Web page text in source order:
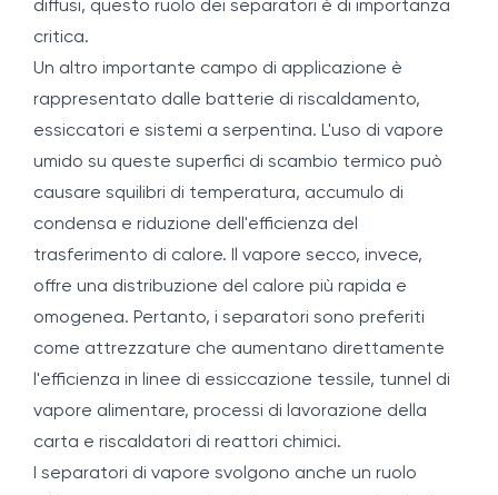
diffusi, questo ruolo dei separatori è di importanza
critica.
Un altro importante campo di applicazione è
rappresentato dalle batterie di riscaldamento,
essiccatori e sistemi a serpentina. L'uso di vapore
umido su queste superfici di scambio termico può
causare squilibri di temperatura, accumulo di
condensa e riduzione dell'efficienza del
trasferimento di calore. Il vapore secco, invece,
offre una distribuzione del calore più rapida e
omogenea. Pertanto, i separatori sono preferiti
come attrezzature che aumentano direttamente
l'efficienza in linee di essiccazione tessile, tunnel di
vapore alimentare, processi di lavorazione della
carta e riscaldatori di reattori chimici.
I separatori di vapore svolgono anche un ruolo